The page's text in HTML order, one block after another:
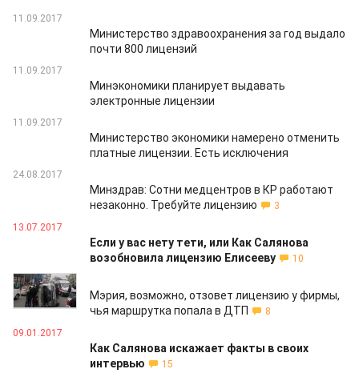
11.09.2017
Министерство здравоохранения за год выдало
почти 800 лицензий
11.09.2017
Минэкономики планирует выдавать
электронные лицензии
11.09.2017
Министерство экономики намерено отменить
платные лицензии. Есть исключения
24.08.2017
Минздрав: Сотни медцентров в КР работают
незаконно. Требуйте лицензию
3
13.07.2017
Если у вас нету тети, или Как Салянова
возобновила лицензию Елисееву
10
18.04.2017
Мэрия, возможно, отзовет лицензию у фирмы,
чья маршрутка попала в ДТП
8
09.01.2017
Как Салянова искажает факты в своих
интервью
15